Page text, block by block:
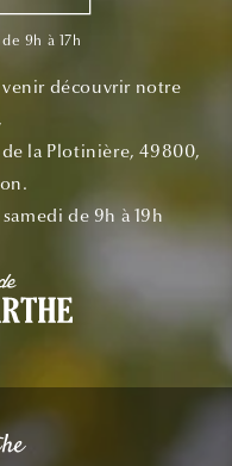
9h à 17h
venir découvrir notre
la Plotinière, 49800,
de 9h à 19h